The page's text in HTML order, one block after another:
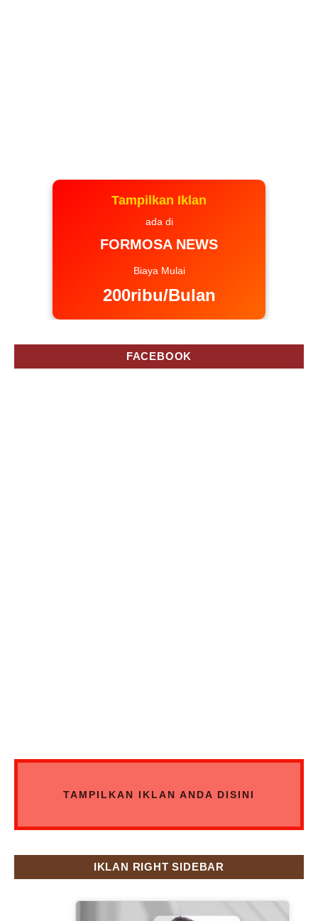
Tampilkan Iklan
ada di
FORMOSA NEWS
Biaya Mulai
200ribu/Bulan
FACEBOOK
TAMPILKAN IKLAN ANDA DISINI
IKLAN RIGHT SIDEBAR